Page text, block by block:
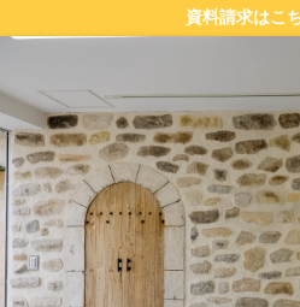
資料請求はこ